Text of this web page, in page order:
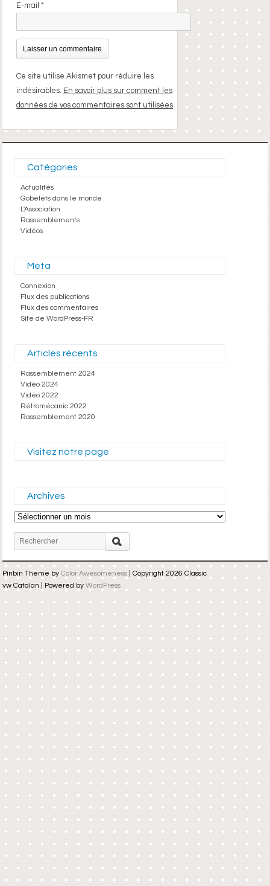
E-mail*
Ce site utilise Akismet pour réduire les
indésirables. En savoir plus sur comment les
données de vos commentaires sont utilisées
Catégories
Actualités
Gobelets dans le monde
L'Association
Rassemblements
Vidéos
Méta
Connexion
Flux des publications
Flux des commentaires
Site de WordPress-FR
Articles récents
Rassemblement 2024
Vidéo 2024
Vidéo 2022
Rétromécanic 2022
Rassemblement 2020
Visitez notre page
Archives
Archives
Pinbin Theme by Color Awesomeness | Copyright 2026 Classic
vw Catalan | Powered by WordPress